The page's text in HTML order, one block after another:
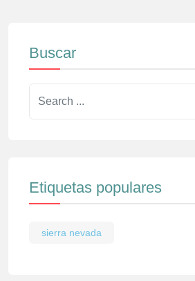
Buscar
Etiquetas populares
sierra nevada